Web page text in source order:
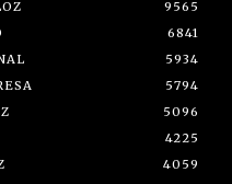
9565
6841
5934
5794
5096
4225
4059